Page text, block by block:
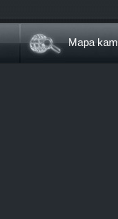
Mapa